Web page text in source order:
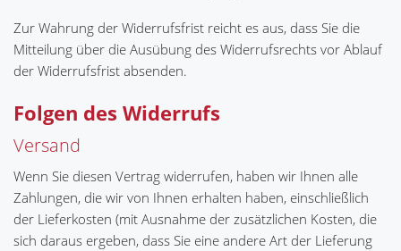
Zur Wahrung der Widerrufsfrist reicht es aus, dass Sie die
Mitteilung über die Ausübung des Widerrufsrechts vor Ablauf
der Widerrufsfrist absenden.
Folgen des Widerrufs
Versand
Wenn Sie diesen Vertrag widerrufen, haben wir Ihnen alle
Zahlungen, die wir von Ihnen erhalten haben, einschließlich
der Lieferkosten (mit Ausnahme der zusätzlichen Kosten, die
sich daraus ergeben, dass Sie eine andere Art der Lieferung